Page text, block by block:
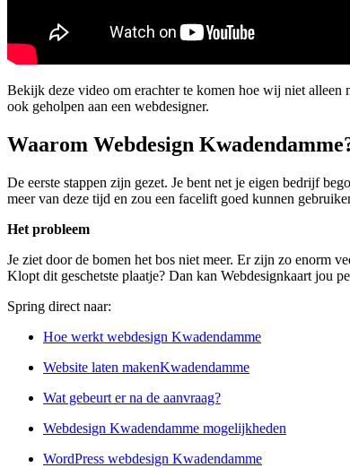
Bekijk deze video om erachter te komen hoe wij niet
ook geholpen aan een webdesigner.
Waarom Webdesign
De eerste stappen zijn gezet. Je bent net je eigen bedrijf
meer van deze tijd en zou een facelift goed kunnen
Het probleem
Je ziet door de bomen het bos niet meer. Er zijn zo enorm
Klopt dit geschetste plaatje? Dan kan Webdesignkaart jou
Spring direct naar:
Hoe werkt webdesign Kwadendamme
Website laten makenKwadendamme
Wat gebeurt er na de aanvraag?
Webdesign Kwadendamme mogelijkheden
WordPress webdesign Kwadendamme